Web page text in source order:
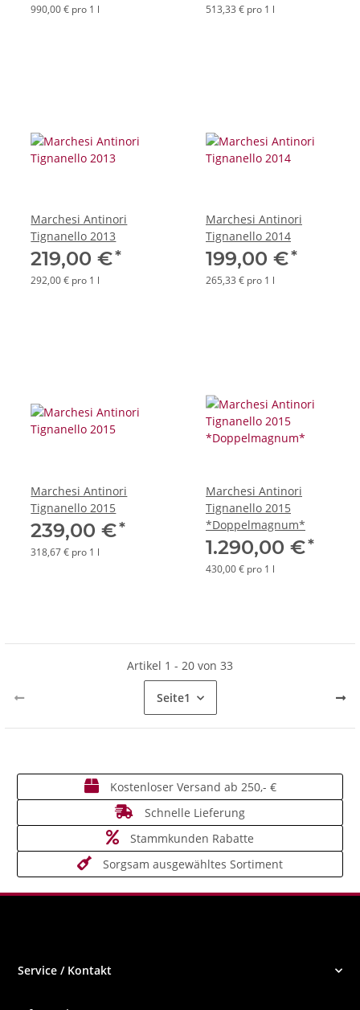
990,00 € pro 1 l 513,33 € pro 1 l
Marchesi Antinori
Tignanello 2013
219,00 €*
292,00 € pro 1 l
Marchesi Antinori
Tignanello 2014
199,00 €*
265,33 € pro 1 l
Marchesi Antinori
Tignanello 2015
239,00 €*
318,67 € pro 1 l
Marchesi Antinori
Tignanello 2015
*Doppelmagnum*
1.290,00 €*
430,00 € pro 1 l
Artikel 1 - 20 von 33
Seite1
Kostenloser Versand ab 250,- €
Schnelle Lieferung
Stammkunden Rabatte
Sorgsam ausgewähltes Sortiment
Service / Kontakt